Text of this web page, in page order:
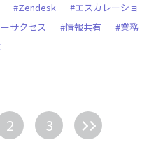
#Zendesk
#エスカレーショ
サクセス #情報共有
#業務
2 3